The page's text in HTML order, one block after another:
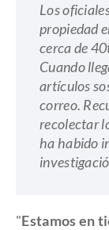
Los
propiedad
cerca de
Cuando
artículos
correo.
recolectar
ha habido
"Estamos en